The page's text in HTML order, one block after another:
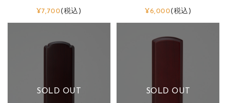
¥7,700(税込) ¥6,000(税込)
SOLD OUT SOLD OUT